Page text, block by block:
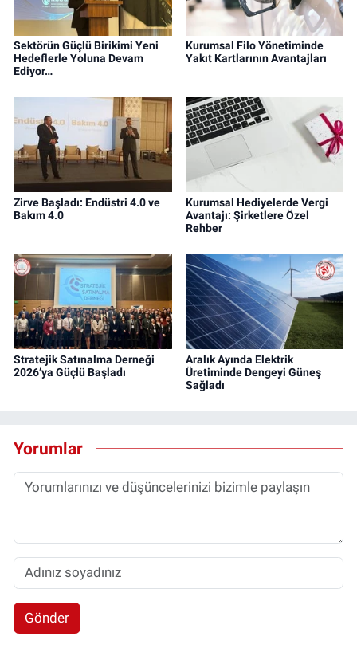
Sektörün Güçlü Birikimi Yeni
Hedeflerle Yoluna Devam
Ediyor…
Kurumsal Filo Yönetiminde
Yakıt Kartlarının Avantajları
Zirve Başladı: Endüstri 4.0 ve
Bakım 4.0
Kurumsal Hediyelerde Vergi
Avantajı: Şirketlere Özel
Rehber
Stratejik Satınalma Derneği
2026’ya Güçlü Başladı
Aralık Ayında Elektrik
Üretiminde Dengeyi Güneş
Sağladı
Yorumlar
Gönder